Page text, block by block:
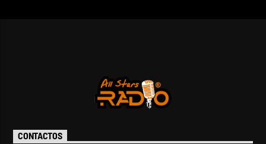
CONTACTOS